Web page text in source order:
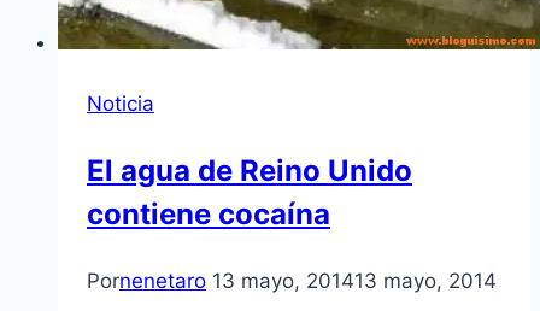
Noticia
El agua de Reino Unido
contiene cocaína
Pornenetaro 13 mayo, 201413 mayo, 2014